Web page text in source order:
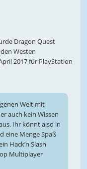
Dragon Quest
Westen
2017 für PlayStation
Welt mit
auch kein Wissen
Ihr könnt also in
eine Menge Spaß
Hack’n Slash
Multiplayer